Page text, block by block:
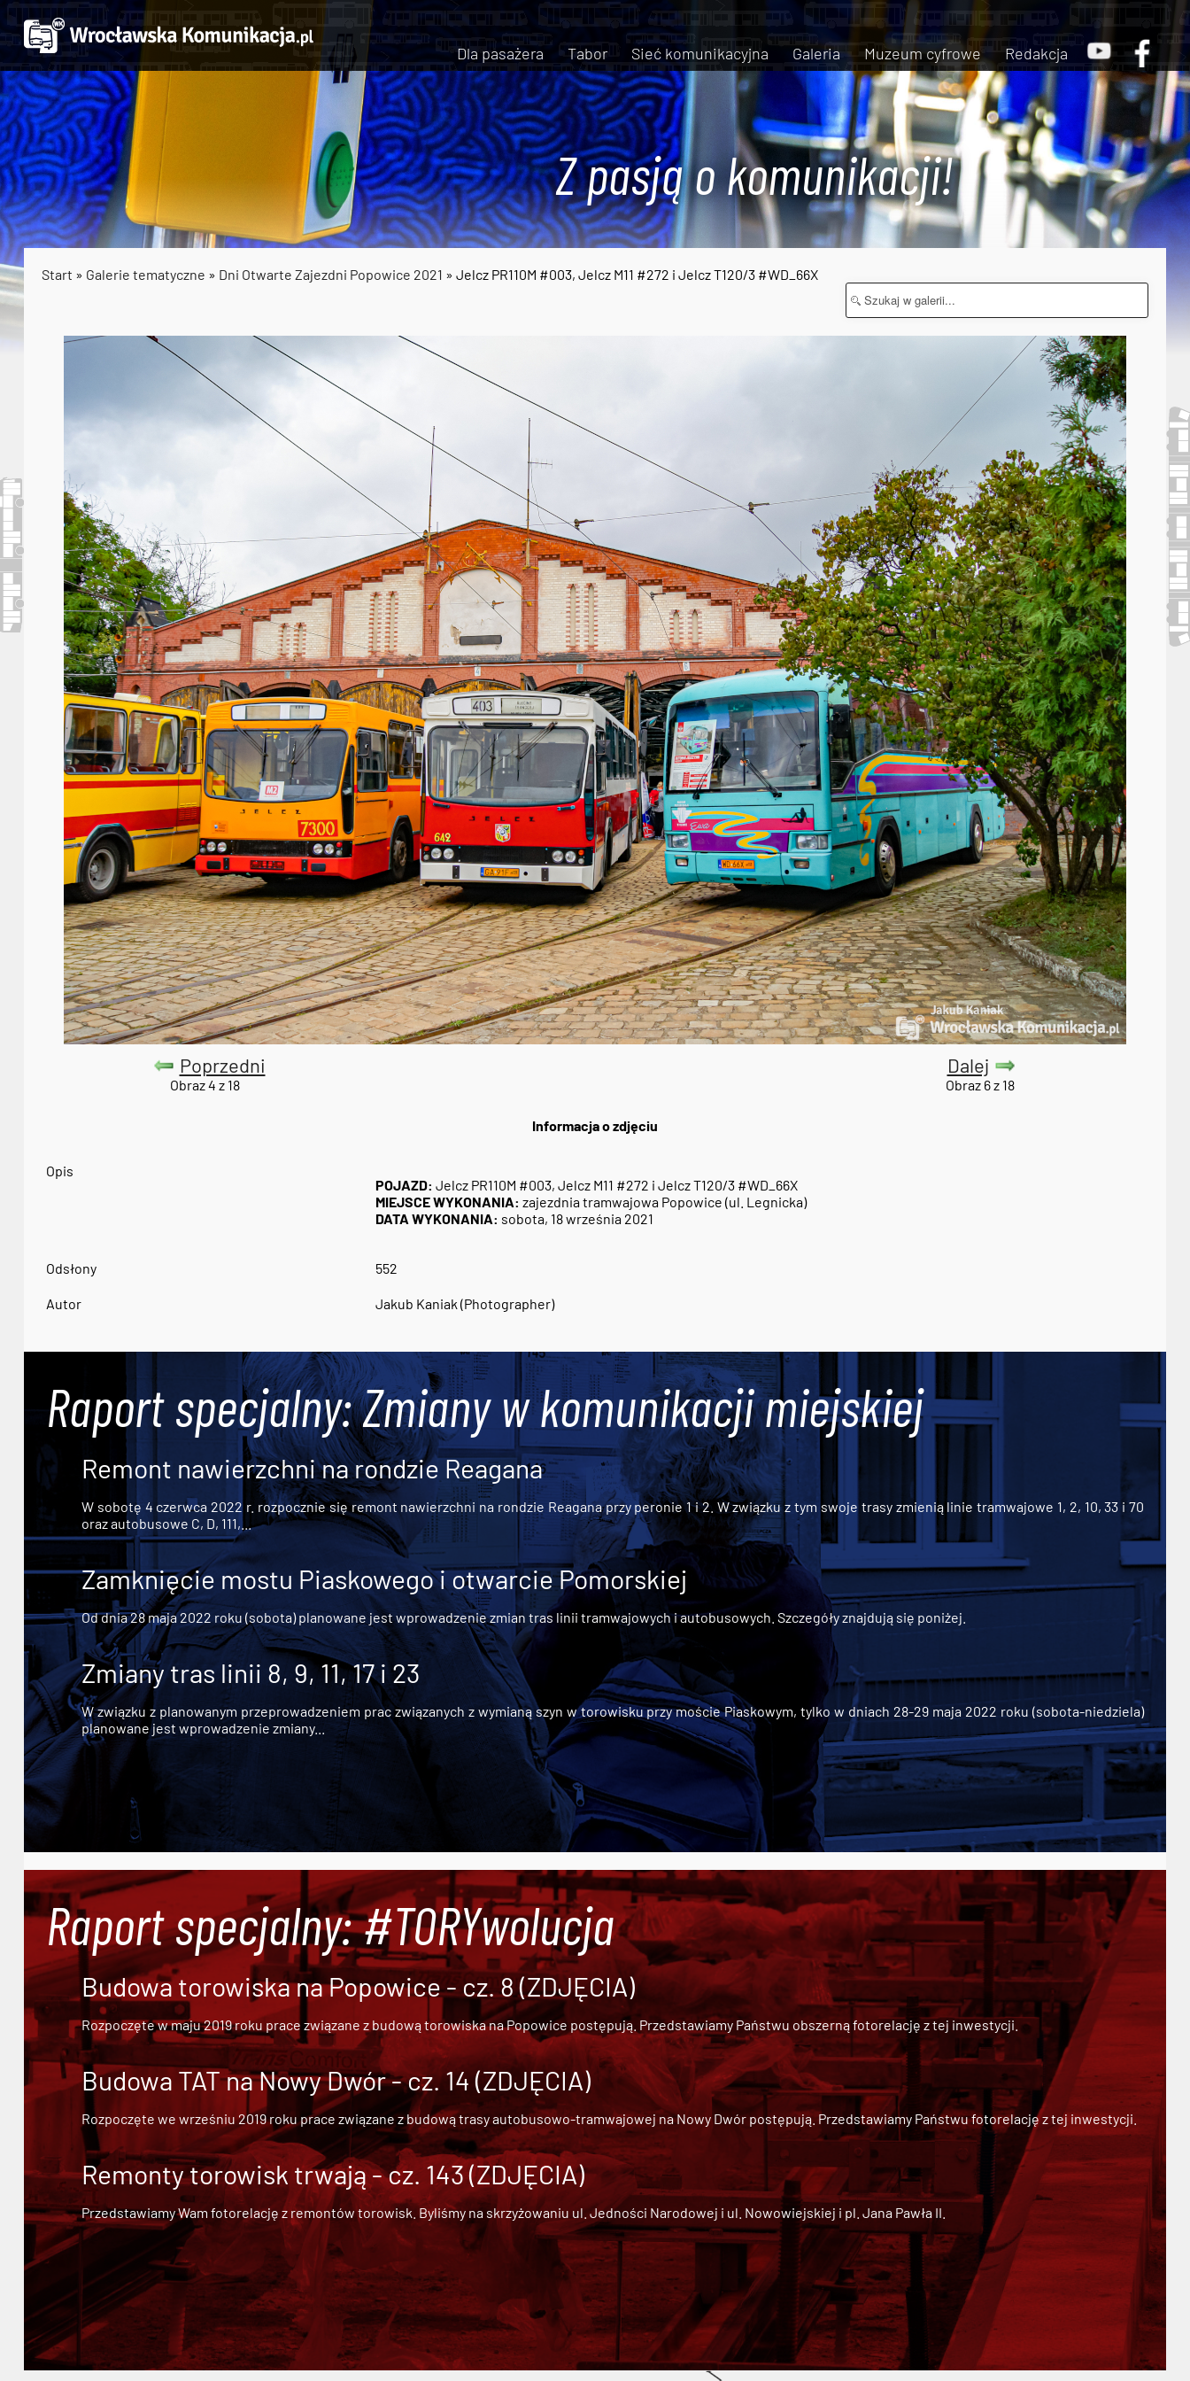
Dla pasażera Tabor Sieć komunikacyjna Galeria Muzeum cyfrowe Redakcja
Z pasją o komunikacji!
Start » Galerie tematyczne » Dni Otwarte Zajezdni Popowice 2021 » Jelcz PR110M #003, Jelcz M11 #272 i Jelcz T120/3 #WD_66X
Poprzedni
Obraz 4 z 18
Dalej
Obraz 6 z 18
Informacja o zdjęciu
Opis
POJAZD: Jelcz PR110M #003, Jelcz M11 #272 i Jelcz T120/3 #WD_66X
MIEJSCE WYKONANIA: zajezdnia tramwajowa Popowice (ul. Legnicka)
DATA WYKONANIA: sobota, 18 września 2021
Odsłony 552
Autor Jakub Kaniak (Photographer)
Raport specjalny: Zmiany w komunikacji miejskiej
Remont nawierzchni na rondzie Reagana
W sobotę 4 czerwca 2022 r. rozpocznie się remont nawierzchni na rondzie Reagana przy peronie 1 i 2. W związku z tym swoje trasy zmienią linie tramwajowe 1, 2, 10, 33 i 70
oraz autobusowe C, D, 111,...
Zamknięcie mostu Piaskowego i otwarcie Pomorskiej
Od dnia 28 maja 2022 roku (sobota) planowane jest wprowadzenie zmian tras linii tramwajowych i autobusowych. Szczegóły znajdują się poniżej.
Zmiany tras linii 8, 9, 11, 17 i 23
W związku z planowanym przeprowadzeniem prac związanych z wymianą szyn w torowisku przy moście Piaskowym, tylko w dniach 28-29 maja 2022 roku (sobota-niedziela)
planowane jest wprowadzenie zmiany...
Raport specjalny: #TORYwolucja
Budowa torowiska na Popowice - cz. 8 (ZDJĘCIA)
Rozpoczęte w maju 2019 roku prace związane z budową torowiska na Popowice postępują. Przedstawiamy Państwu obszerną fotorelację z tej inwestycji.
Budowa TAT na Nowy Dwór - cz. 14 (ZDJĘCIA)
Rozpoczęte we wrześniu 2019 roku prace związane zbudową trasy autobusowo-tramwajowej na Nowy Dwórpostępują. Przedstawiamy Państwu fotorelację z tej inwestycji.
Remonty torowisk trwają - cz. 143 (ZDJĘCIA)
Przedstawiamy Wam fotorelację z remontów torowisk. Byliśmy na skrzyżowaniu ul. Jedności Narodowej i ul. Nowowiejskiej i pl. Jana Pawła II.